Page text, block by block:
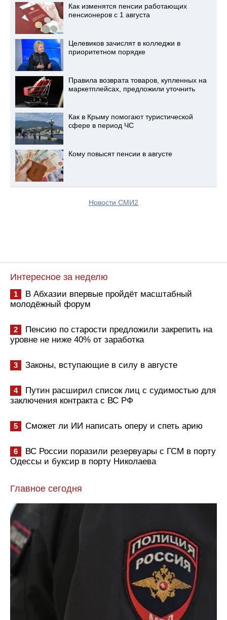
Как изменятся пенсии работающих
пенсионеров с 1 августа
Целевиков зачислят в колледжи в
приоритетном порядке
Правила возврата товаров, купленных на
маркетплейсах, предложили уточнить
Как в Крыму помогают туристической
сфере в период ЧС
Кому повысят пенсии в августе
Новости СМИ2
Интересное за неделю
1
В Абхазии впервые пройдёт масштабный
молодёжный форум
2
Пенсию по старости предложили закрепить на
уровне не ниже 40% от заработка
3 Законы, вступающие в силу в августе
4
Путин расширил список лиц с судимостью для
заключения контракта с ВС РФ
5 Сможет ли ИИ написать оперу и спеть арию
6
ВС России поразили резервуары с ГСМ в порту
Одессы и буксир в порту Николаева
Главное сегодня